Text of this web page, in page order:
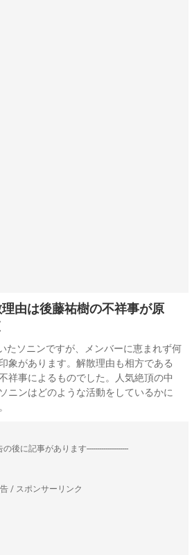
由は後藤祐樹の不祥事が原
たソニンですが、メンバーに恵まれず何
象があります。解散理由も相方である
祥事によるものでした。人気絶頂の中
ニンはどのような活動をしているかに
の後に記事があります--------------------
/ スポンサーリンク